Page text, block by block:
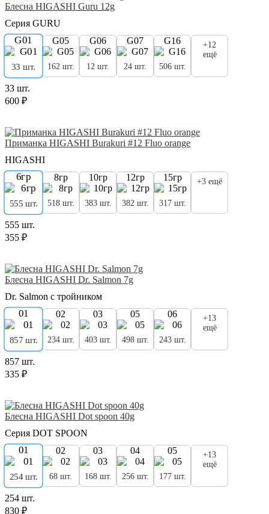
Блесна HIGASHI Guru 12g
Серия GURU
G01
33 шт.
G05
162 шт.
G06
12 шт.
G07
24 шт.
G16
506 шт.
+12
ещё
33 шт.
600 ₽
Приманка HIGASHI Burakuri #12 Fluo orange
HIGASHI
6гр
555 шт.
8гр
518 шт.
10гр
383 шт.
12гр
382 шт.
15гр
317 шт.
+3 ещё
555 шт.
355 ₽
Блесна HIGASHI Dr. Salmon 7g
Dr. Salmon с тройником
01
857 шт.
02
234 шт.
03
403 шт.
05
498 шт.
06
243 шт.
+13
ещё
857 шт.
335 ₽
Блесна HIGASHI Dot spoon 40g
Серия DOT SPOON
01
254 шт.
02
68 шт.
03
168 шт.
04
256 шт.
05
177 шт.
+13
ещё
254 шт.
830 ₽